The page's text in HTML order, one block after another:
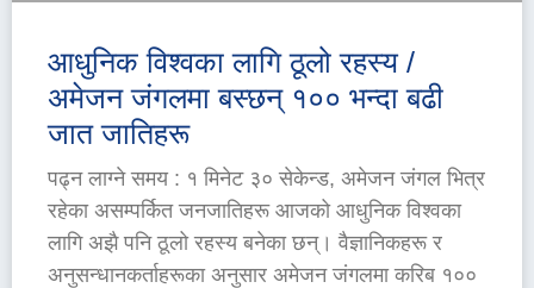
आधुनिक विश्वका लागि ठूलो रहस्य /
अमेजन जंगलमा बस्छन् १०० भन्दा बढी
जात जातिहरू
पढ्न लाग्ने समय : १ मिनेट ३० सेकेन्ड, अमेजन जंगल भित्र
रहेका असम्पर्कित जनजातिहरू आजको आधुनिक विश्वका
लागि अझै पनि ठूलो रहस्य बनेका छन्। वैज्ञानिकहरू र
अनुसन्धानकर्ताहरूका अनुसार अमेजन जंगलमा करिब १००